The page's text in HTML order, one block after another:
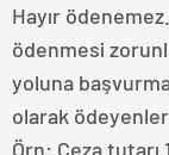
Hayır
ödenmesi
yoluna
olarak
Örn: Ceza